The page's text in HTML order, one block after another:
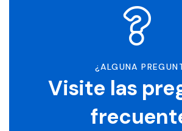
¿ALGUNA
Visite las